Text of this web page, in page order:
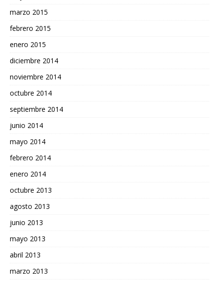
marzo 2015
febrero 2015
enero 2015
diciembre 2014
noviembre 2014
octubre 2014
septiembre 2014
junio 2014
mayo 2014
febrero 2014
enero 2014
octubre 2013
agosto 2013
junio 2013
mayo 2013
abril 2013
marzo 2013